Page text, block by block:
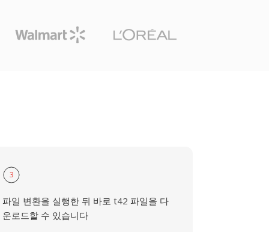
3
파일 변환을 실행한 뒤 바로 t42 파일을 다
운로드할 수 있습니다